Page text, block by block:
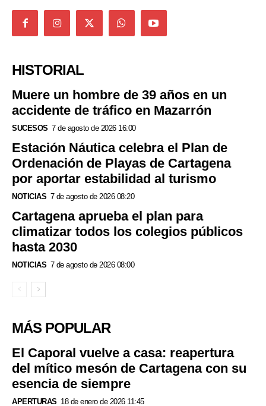
HISTORIAL
Muere un hombre de 39 años en un
accidente de tráfico en Mazarrón
SUCESOS 7 de agosto de 2026 16:00
Estación Náutica celebra el Plan de
Ordenación de Playas de Cartagena
por aportar estabilidad al turismo
NOTICIAS 7 de agosto de 2026 08:20
Cartagena aprueba el plan para
climatizar todos los colegios públicos
hasta 2030
NOTICIAS 7 de agosto de 2026 08:00
MÁS POPULAR
El Caporal vuelve a casa: reapertura
del mítico mesón de Cartagena con su
esencia de siempre
APERTURAS 18 de enero de 2026 11:45